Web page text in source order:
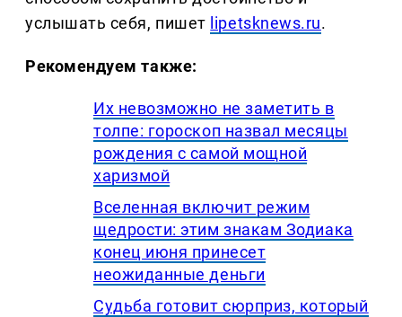
услышать себя, пишет lipetsknews.ru.
Рекомендуем также:
Их невозможно не заметить в
толпе: гороскоп назвал месяцы
рождения с самой мощной
харизмой
Вселенная включит режим
щедрости: этим знакам Зодиака
конец июня принесет
неожиданные деньги
Судьба готовит сюрприз, который